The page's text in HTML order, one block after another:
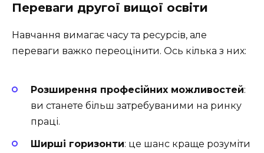
Переваги другої вищої освіти
Навчання вимагає часу та ресурсів, але
переваги важко переоцінити. Ось кілька з них:
Розширення професійних можливостей:
ви станете більш затребуваними на ринку
праці.
Ширші горизонти: це шанс краще розуміти